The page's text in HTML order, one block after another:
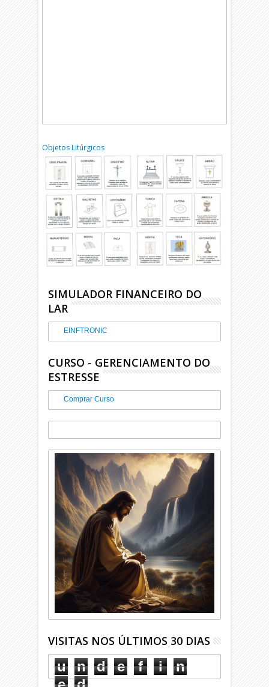
Objetos Litúrgicos
SIMULADOR FINANCEIRO DO
LAR
EINFTRONIC
CURSO - GERENCIAMENTO DO
ESTRESSE
Comprar Curso
VISITAS NOS ÚLTIMOS 30 DIAS
u n d e f i
n